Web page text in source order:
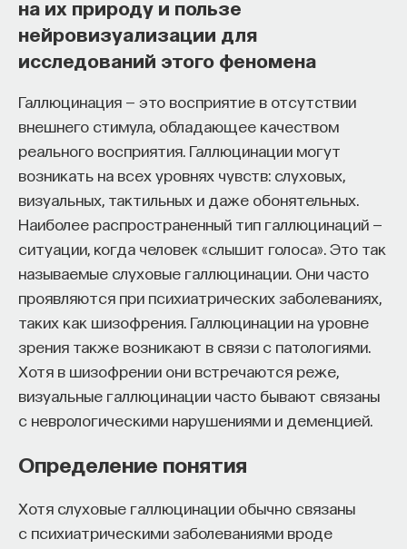
на их природу и пользе
нейровизуализации для
исследований этого феномена
Галлюцинация — это восприятие в отсутствии
внешнего стимула, обладающее качеством
реального восприятия. Галлюцинации могут
возникать на всех уровнях чувств: слуховых,
визуальных, тактильных и даже обонятельных.
Наиболее распространенный тип галлюцинаций —
ситуации, когда человек «слышит голоса». Это так
называемые слуховые галлюцинации. Они часто
проявляются при психиатрических заболеваниях,
таких как шизофрения. Галлюцинации на уровне
зрения также возникают в связи с патологиями.
Хотя в шизофрении они встречаются реже,
визуальные галлюцинации часто бывают связаны
с неврологическими нарушениями и деменцией.
Определение понятия
Хотя слуховые галлюцинации обычно связаны
с психиатрическими заболеваниями вроде
собственное будущее, почему результаты
образования раскрываются на длинной дистанции,
и что на самом деле должен уметь студент,
выходящий в сложный и быстро меняющийся мир.
А еще — почему ИИ не стоит просто запрещать,
как использовать его для диалога, и зачем
университету учить не только знаниям, но и самой
практике мышления и коммуникации.
Основатель ПостНауки Ивар Максутов запускает
Это глобальная экосистема для поиска и найма
STEM-специалистов (Science, Technology,
Engineering, Mathematics) в самые амбициозные
Deep-Tech и Biotech проекты по всему миру. Если
биологией, ИИ или другими наукоемкими
в командах, меняющих индустрию.
Заполнить анкету кандидата
Посмотреть текущие вакансии